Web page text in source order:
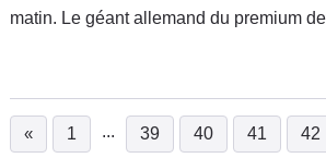
matin. Le géant allemand du premium
annoncé comme partenaire, continue
cavalier seul...
« 1 ... 39 40 41 42